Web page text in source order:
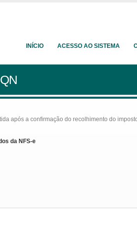
INÍCIO ACESSO AO SISTEMA
após a confirmação do recolhimento do
da NFS-e